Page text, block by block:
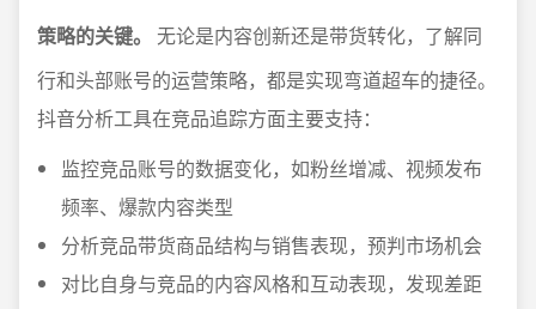
策略的关键。
无论是内容创新还是带货转化，了解同
行和头部账号的运营策略，都是实现弯道超车的捷径。
抖音分析工具在竞品追踪方面主要支持：
监控竞品账号的数据变化，如粉丝增减、视频发布
频率、爆款内容类型
分析竞品带货商品结构与销售表现，预判市场机会
对比自身与竞品的内容风格和互动表现，发现差距